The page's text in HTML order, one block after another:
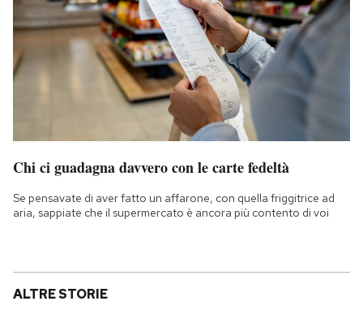
Chi ci guadagna davvero con le carte fedeltà
Se pensavate di aver fatto un affarone, con quella friggitrice ad
aria, sappiate che il supermercato è ancora più contento di voi
ALTRE STORIE